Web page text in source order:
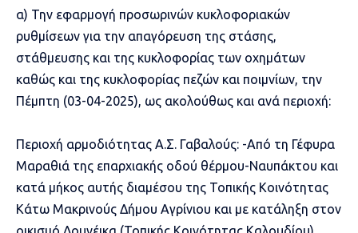
α) Την εφαρμογή προσωρινών κυκλοφοριακών
ρυθμίσεων για την απαγόρευση της στάσης,
στάθμευσης και της κυκλοφορίας των οχημάτων
καθώς και της κυκλοφορίας πεζών και ποιμνίων, την
Πέμπτη (03-04-2025), ως ακολούθως και ανά περιοχή:
Περιοχή αρμοδιότητας Α.Σ. Γαβαλούς: -Από τη Γέφυρα
Μαραθιά της επαρχιακής οδού θέρμου-Ναυπάκτου και
κατά μήκος αυτής διαμέσου της Τοπικής Κοινότητας
Κάτω Μακρινούς Δήμου Αγρίνιου και με κατάληξη στον